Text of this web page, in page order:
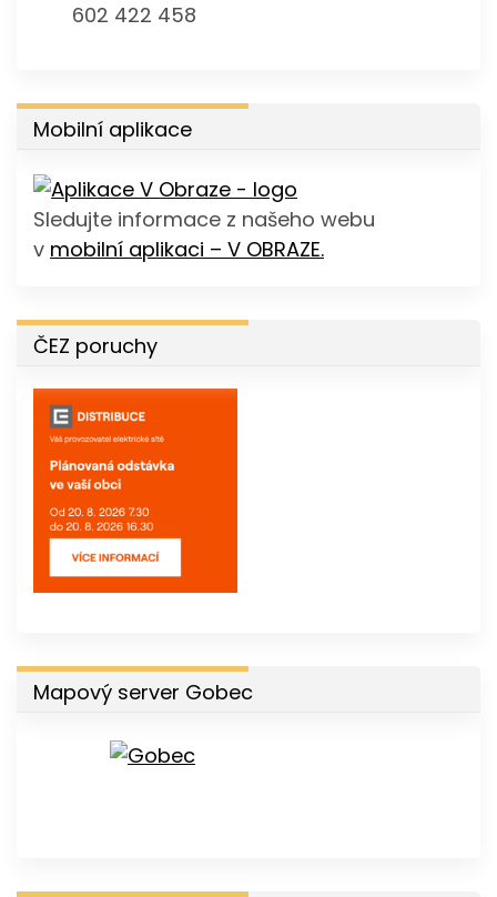
602 422 458
Mobilní aplikace
Sledujte informace z našeho webu
v mobilní aplikaci – V OBRAZE.
ČEZ poruchy
Mapový server Gobec